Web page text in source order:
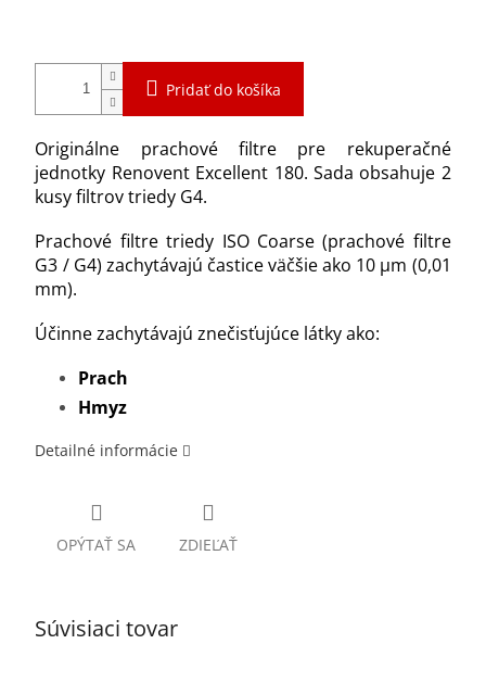
Pridať do košíka
Originálne prachové filtre pre rekuperačné
jednotky Renovent Excellent 180. Sada obsahuje 2
kusy filtrov triedy G4.
Prachové filtre triedy ISO Coarse (prachové filtre
G3 / G4) zachytávajú častice väčšie ako 10 μm (0,01
mm).
Účinne zachytávajú znečisťujúce látky ako:
Prach
Hmyz
Detailné informácie
OPÝTAŤ SA ZDIEĽAŤ
Súvisiaci tovar